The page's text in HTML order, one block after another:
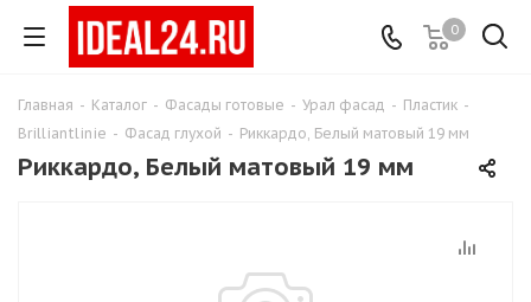
0
Главная - Каталог - Фасады готовые - Урал фасад - Пластик -
Brilliantlinie - Фасад глухой - Риккардо, Белый матовый 19 мм
Риккардо, Белый матовый 19 мм